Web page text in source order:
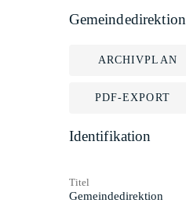
Gemeindedirektion
ARCHIVPLAN
PDF-EXPORT
Identifikation
Titel
Gemeindedirektion